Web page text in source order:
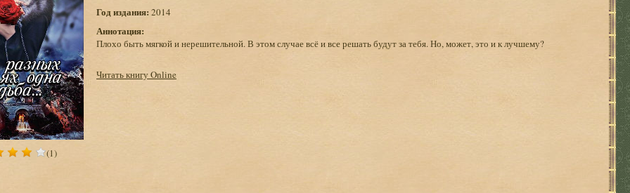
(1)
Год издания: 2014
Аннотация:
Плохо быть мягкой и нерешительной. В этом случае всё и все решать будут за тебя. Но, может, это и к лучшему?
Читать книгу Online